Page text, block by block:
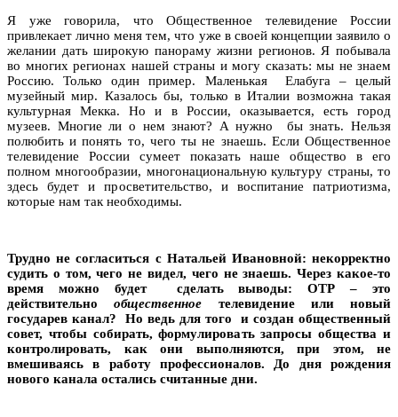
Я уже говорила, что Общественное телевидение России
привлекает лично меня тем, что уже в своей концепции заявило о
желании дать широкую панораму жизни регионов. Я побывала
во многих регионах нашей страны и могу сказать: мы не знаем
Россию. Только один пример. Маленькая Елабуга – целый
музейный мир. Казалось бы, только в Италии возможна такая
культурная Мекка. Но и в России, оказывается, есть город
музеев. Многие ли о нем знают? А нужно бы знать. Нельзя
полюбить и понять то, чего ты не знаешь. Если Общественное
телевидение России сумеет показать наше общество в его
полном многообразии, многонациональную культуру страны, то
здесь будет и просветительство, и воспитание патриотизма,
которые нам так необходимы.
Трудно не согласиться с Натальей Ивановной: некорректно
судить о том, чего не видел, чего не знаешь. Через какое-то
время можно будет сделать выводы: ОТР – это
действительнообщественное телевидение или новый
государев канал? Но ведь для того и создан общественный
совет, чтобы собирать, формулировать запросы общества и
контролировать, как они выполняются, при этом, не
вмешиваясь в работу профессионалов. До дня рождения
нового канала остались считанные дни.